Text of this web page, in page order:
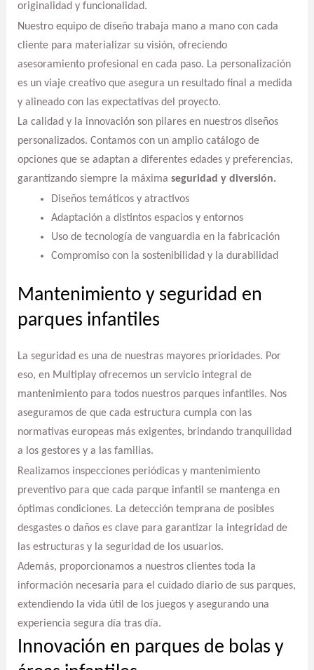
originalidad y funcionalidad.
Nuestro equipo de diseño trabaja mano a mano con cada
cliente para materializar su visión, ofreciendo
asesoramiento profesional en cada paso. La personalización
es un viaje creativo que asegura un resultado final a medida
y alineado con las expectativas del proyecto.
La calidad y la innovación son pilares en nuestros diseños
personalizados. Contamos con un amplio catálogo de
opciones que se adaptan a diferentes edades y preferencias,
garantizando siempre la máxima seguridad y diversión.
Diseños temáticos y atractivos
Adaptación a distintos espacios y entornos
Uso de tecnología de vanguardia en la fabricación
Compromiso con la sostenibilidad y la durabilidad
Mantenimiento y seguridad en
parques infantiles
La seguridad es una de nuestras mayores prioridades. Por
eso, en Multiplay ofrecemos un servicio integral de
mantenimiento para todos nuestros parques infantiles. Nos
aseguramos de que cada estructura cumpla con las
normativas europeas más exigentes, brindando tranquilidad
a los gestores y a las familias.
Realizamos inspecciones periódicas y mantenimiento
preventivo para que cada parque infantil se mantenga en
óptimas condiciones. La detección temprana de posibles
desgastes o daños es clave para garantizar la integridad de
las estructuras y la seguridad de los usuarios.
Además, proporcionamos a nuestros clientes toda la
información necesaria para el cuidado diario de sus parques,
extendiendo la vida útil de los juegos y asegurando una
experiencia segura día tras día.
Innovación en parques de bolas y